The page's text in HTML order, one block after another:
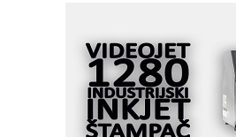
MOTOMAN – NEXT-
veštačkom inteligencijom
I.SAFE MOBILE
industrijsku
pionirskimmobile